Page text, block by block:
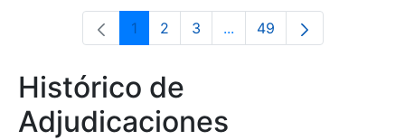
Página
1 Página
2 Página
3 ...Páginas intermedias Use
Página
49
Histórico de
Adjudicaciones